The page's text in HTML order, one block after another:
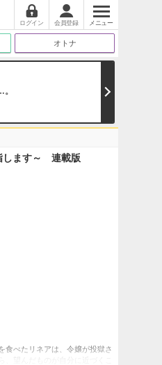
ログイン 会員登録 メニュー
オトナ
します～ 連載版
食べたリネアは、令嬢が投獄さ
望んだものが自分に近づくこ